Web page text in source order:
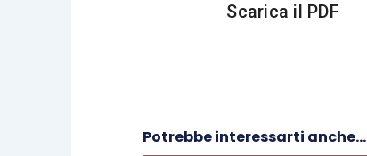
Scarica il PDF
Potrebbe interessarti anche...